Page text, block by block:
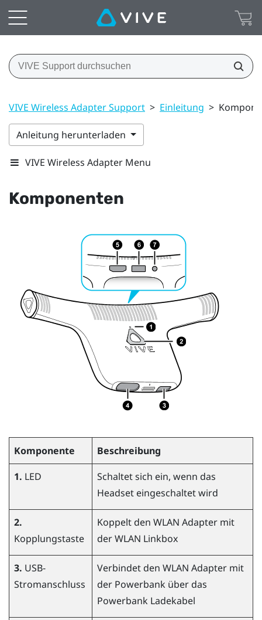
VIVE Wireless Adapter Support > Einleitung >
Anleitung herunterladen
VIVE Wireless Adapter Menu
Komponenten
Komponente Beschreibung
1. LED
Schaltet sich ein, wenn das
Headset eingeschaltet wird
2.
Kopplungstaste
Koppelt den WLAN Adapter mit
der WLAN Linkbox
3. USB-
Stromanschluss
Verbindet den WLAN Adapter mit
der Powerbank über das
Powerbank Ladekabel